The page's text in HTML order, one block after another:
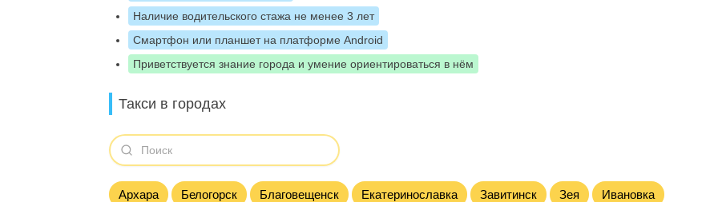
Наличие водительского стажа не менее 3 лет
Смартфон или планшет на платформе Android
Приветствуется знание города и умение ориентироваться в нём
Такси в городах
Архара Белогорск Благовещенск Екатеринославка Завитинск Зея Ивановка